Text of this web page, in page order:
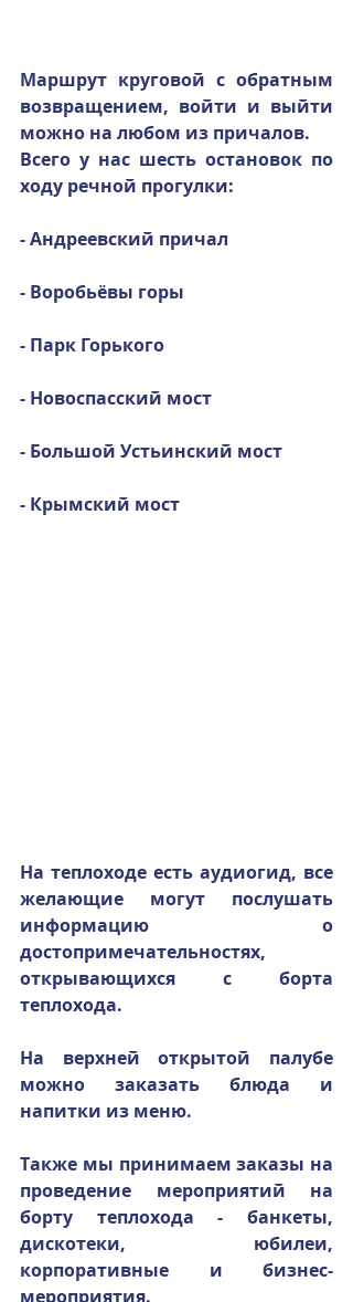
Маршрут круговой с обратным
возвращением, войти и выйти
можно на любом из причалов.
Всего у нас шесть остановок по
ходу речной прогулки:
- Андреевский причал
- Воробьёвы горы
- Парк Горького
- Новоспасский мост
- Большой Устьинский мост
- Крымский мост
На теплоходе есть аудиогид, все
желающие могут послушать
информацию о
достопримечательностях,
открывающихся с борта
теплохода.
На верхней открытой палубе
можно заказать блюда и
напитки из меню.
Также мы принимаем заказы на
проведение мероприятий на
борту теплохода - банкеты,
дискотеки, юбилеи,
корпоративные и бизнес-
мероприятия.